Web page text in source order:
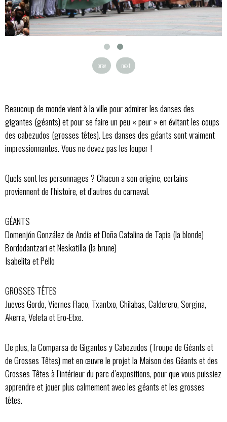
prev next
Beaucoup de monde vient à la ville pour admirer les danses des
gigantes (géants) et pour se faire un peu « peur » en évitant les coups
des cabezudos (grosses têtes). Les danses des géants sont vraiment
impressionnantes. Vous ne devez pas les louper !
Quels sont les personnages ? Chacun a son origine, certains
proviennent de l’histoire, et d’autres du carnaval.
GÉANTS
Domenjón González de Andía et Doña Catalina de Tapia (la blonde)
Bordodantzari et Neskatilla (la brune)
Isabelita et Pello
GROSSES TÊTES
Jueves Gordo, Viernes Flaco, Txantxo, Chilabas, Calderero, Sorgina,
Akerra, Veleta et Ero-Etxe.
De plus, la Comparsa de Gigantes y Cabezudos (Troupe de Géants et
de Grosses Têtes) met en œuvre le projet la Maison des Géants et des
Grosses Têtes à l’intérieur du parc d’expositions, pour que vous puissiez
apprendre et jouer plus calmement avec les géants et les grosses
têtes.